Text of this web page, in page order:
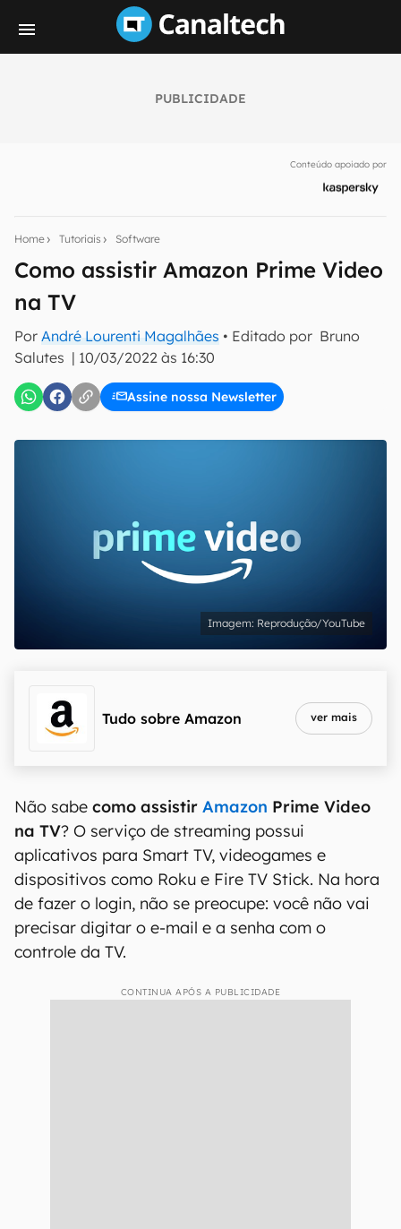
PUBLICIDADE
Conteúdo apoiado por
Home Tutoriais Software
Como assistir Amazon Prime Video
na TV
Por André Lourenti Magalhães • Editado por Bruno
Salutes | 10/03/2022 às 16:30
Assine nossa Newsletter
notícias e reviews sobre tecnologia em primeira
Confirmo que li, aceito e concordo com os
Reprodução/YouTube
Tudo sobre Amazon ver mais
Não sabe como assistir Amazon Prime Video
na TV? O serviço de streaming possui
aplicativos para Smart TV, videogames e
dispositivos como Roku e Fire TV Stick. Na hora
de fazer o login, não se preocupe: você não vai
precisar digitar o e-mail e a senha com o
controle da TV.
CONTINUA APÓS A PUBLICIDADE